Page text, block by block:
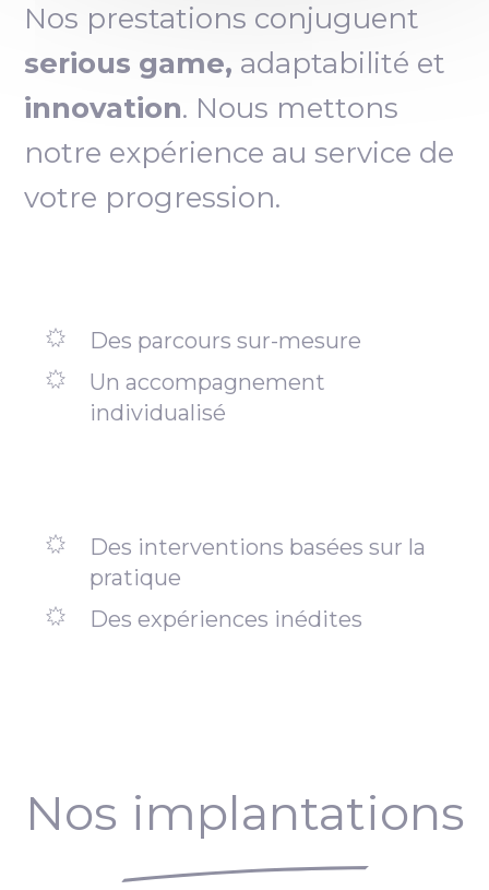
Nos prestations conjuguent
serious game, adaptabilité et
innovation. Nous mettons
notre expérience au service de
votre progression.
Des parcours sur-mesure
Un accompagnement
individualisé
Des interventions basées sur la
pratique
Des expériences inédites
Nos implantations